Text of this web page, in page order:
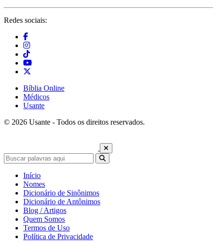
Redes sociais:
Bíblia Online
Médicos
Usante
© 2026 Usante - Todos os direitos reservados.
Início
Nomes
Dicionário de Sinônimos
Dicionário de Antônimos
Blog / Artigos
Quem Somos
Termos de Uso
Política de Privacidade